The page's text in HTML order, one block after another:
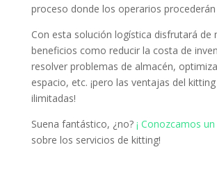
proceso donde los operarios
Con esta solución logística disfrutará de
beneficios como reducir la costa de
resolver problemas de almacén,
espacio, etc. ¡pero las ventajas del
ilimitadas!
Suena fantástico, ¿no? ¡ Conozcamos
sobre los servicios de kitting!